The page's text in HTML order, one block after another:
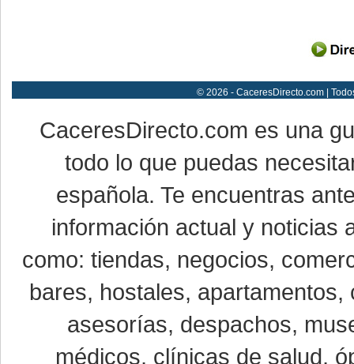
© 2026 - CaceresDirecto.com |
CaceresDirecto.com es una
todo lo que puedas
española. Te encuentras
información actual y noticias
como: tiendas, negocios,
bares, hostales,
asesorías, despachos,
médicos, clínicas de salud,